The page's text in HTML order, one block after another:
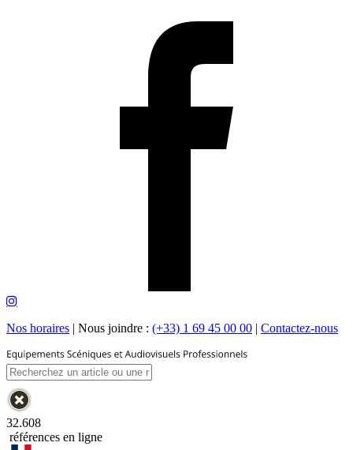
Nos horaires | Nous joindre : (+33) 1 69 45 00 00 | Contactez-nous
32.608
références en ligne